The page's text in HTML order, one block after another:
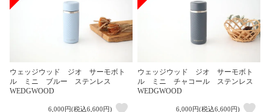
ウェッジウッド ジオ サーモボト
ル ミニ ブルー ステンレス
WEDGWOOD
6,000円(税込6,600円)
ウェッジウッド ジオ サーモボト
ル ミニ チャコール ステンレス
WEDGWOOD
6,000円(税込6,600円)